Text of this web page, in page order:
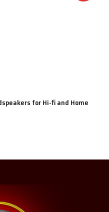
for Hi-fi and Home